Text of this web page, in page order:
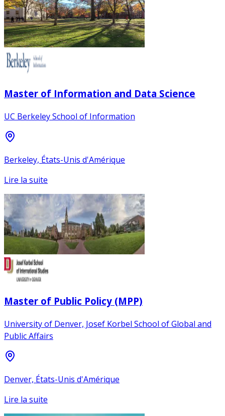
Master of Information and Data Science
UC Berkeley School of Information
Berkeley, États-Unis d'Amérique
Lire la suite
Master of Public Policy (MPP)
University of Denver, Josef Korbel School of Global and
Public Affairs
Denver, États-Unis d'Amérique
Lire la suite